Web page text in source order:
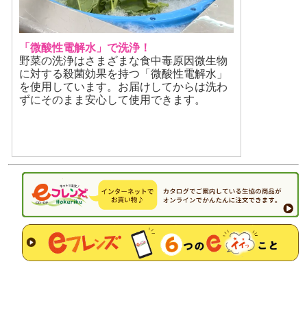
「微酸性電解水」で洗浄！
野菜の洗浄はさまざまな食中毒原因微生物
に対する殺菌効果を持つ「微酸性電解水」
を使用しています。お届けしてからは洗わ
ずにそのまま安心して使用できます。